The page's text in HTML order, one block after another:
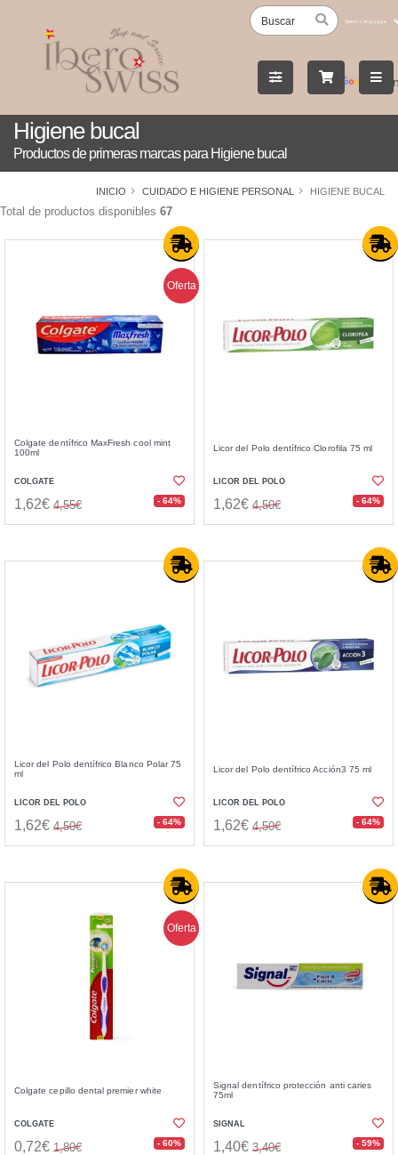
by
Higiene bucal
Productos de primeras marcas para Higiene bucal
INICIO CUIDADO E HIGIENE PERSONAL HIGIENE BUCAL
Total de productos disponibles 67
Oferta
Colgate dentífrico MaxFresh cool mint
100ml
COLGATE
1,62€ 4,55€ - 64%
Licor del Polo dentífrico Clorofila 75 ml
LICOR DEL POLO
1,62€ 4,50€ - 64%
Licor del Polo dentí­frico Blanco Polar 75
ml
LICOR DEL POLO
1,62€ 4,50€ - 64%
Licor del Polo dentífrico Acción3 75 ml
LICOR DEL POLO
1,62€ 4,50€ - 64%
Oferta
Colgate cepillo dental premier white
COLGATE
0,72€ 1,80€ - 60%
Signal dentífrico protección anti caries
75ml
SIGNAL
1,40€ 3,40€ - 59%